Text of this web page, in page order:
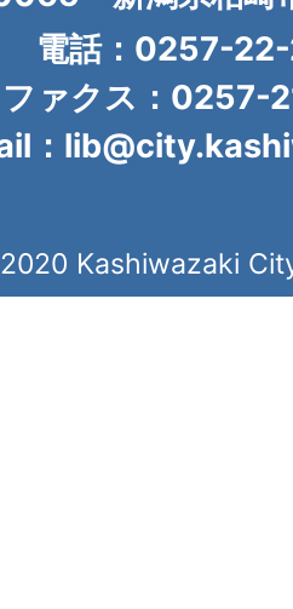
電話：0257-
ファクス：0257-
：
Kashiwazaki